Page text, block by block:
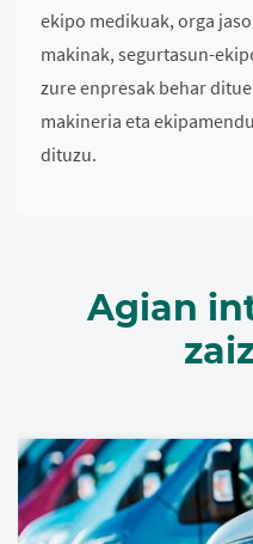
ekipo medikuak, orga
makinak, segurtasun-
zure enpresak behar
makineria eta
dituzu.
Agian